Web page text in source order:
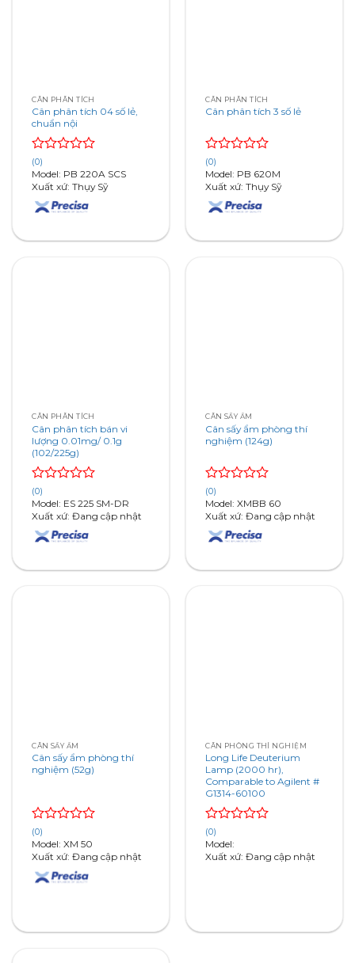
CÂN PHÂN TÍCH
Cân phân tích 04 số lẻ,
chuẩn nội
Rated
0
out
of
5
(0)
Model: PB 220A SCS
Xuất xứ: Thụy Sỹ
CÂN PHÂN TÍCH
Cân phân tích 3 số lẻ
Rated
0
out
of
5
(0)
Model: PB 620M
Xuất xứ: Thụy Sỹ
CÂN PHÂN TÍCH
Cân phân tích bán vi
lượng 0.01mg/ 0.1g
(102/225g)
Rated
0
out
of
5
(0)
Model: ES 225 SM-DR
Xuất xứ: Đang cập nhật
CÂN SẤY ẨM
Cân sấy ẩm phòng thí
nghiệm (124g)
Rated
0
out
of
5
(0)
Model: XMBB 60
Xuất xứ: Đang cập nhật
CÂN SẤY ẨM
Cân sấy ẩm phòng thí
nghiệm (52g)
Rated
0
out
of
5
(0)
Model: XM 50
Xuất xứ: Đang cập nhật
CÂN PHÒNG THÍ NGHIỆM
Long Life Deuterium
Lamp (2000 hr),
Comparable to Agilent #
G1314-60100
Rated
0
out
(0)
Model:
Xuất xứ: Đang cập nhật